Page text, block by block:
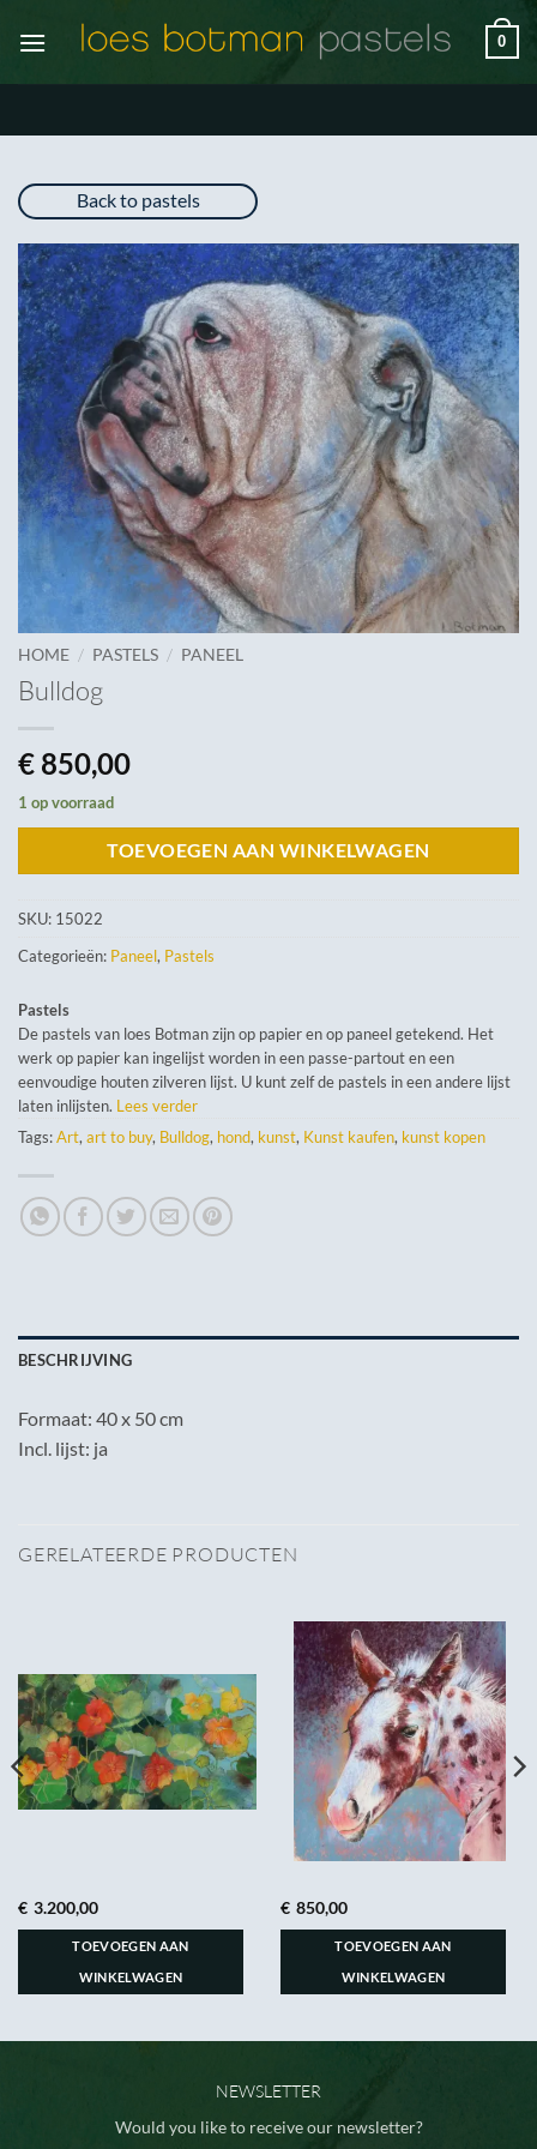
naar
0
Back to pastels
HOME / PASTELS / PANEEL
Bulldog
€ 850,00
1 op voorraad
TOEVOEGEN AAN WINKELWAGEN
SKU: 15022
Categorieën: Paneel, Pastels
Pastels
De pastels van loes Botman zijn op papier en op paneel getekend. Het
werk op papier kan ingelijst worden in een passe-partout en een
eenvoudige houten zilveren lijst. U kunt zelf de pastels in een andere lijst
laten inlijsten. Lees verder
Tags:Art, art to buy, Bulldog, hond, kunst, Kunst kaufen, kunst kopen
BESCHRIJVING
Formaat: 40 x 50 cm
Incl. lijst: ja
GERELATEERDE PRODUCTEN
€ 3.200,00
TOEVOEGEN AAN
WINKELWAGEN
€ 850,00
TOEVOEGEN AAN
WINKELWAGEN
NEWSLETTER
Would you like to receive our newsletter?